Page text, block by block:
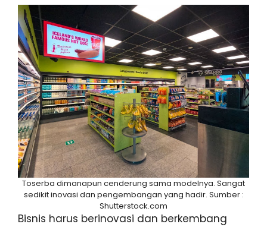
Toserba dimanapun cenderung sama modelnya. Sangat
sedikit inovasi dan pengembangan yang hadir. Sumber :
Shutterstock.com
Bisnis harus berinovasi dan berkembang